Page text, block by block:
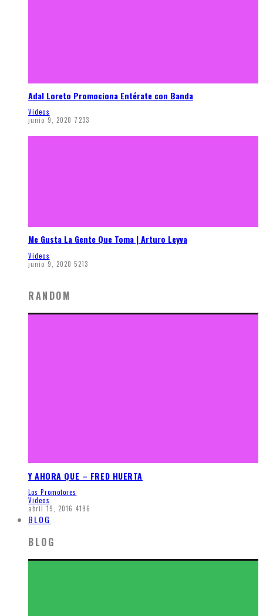
Adal Loreto Promociona Entérate con Banda
Videos
junio 9, 2020 7233
Me Gusta La Gente Que Toma | Arturo Leyva
Videos
junio 9, 2020 5213
RANDOM
Y AHORA QUE – FRED HUERTA
Los Promotores
Videos
abril 19, 2016 4196
BLOG
BLOG